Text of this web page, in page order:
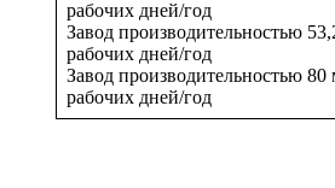
рабочих дней/год
Завод производительностью
рабочих дней/год
Завод производительностью
рабочих дней/год